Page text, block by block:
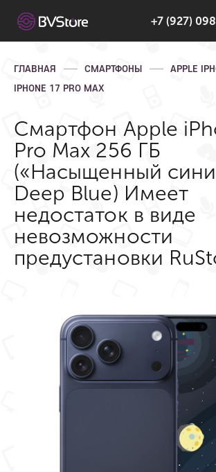
+7 (927)
ГЛАВНАЯ СМАРТФОНЫ
APPLE
IPHONE 17 PRO MAX
Смартфон Apple
Pro Max 256 ГБ
(«Насыщенный
Deep Blue) Имеет
недостаток в виде
невозможности
предустановки